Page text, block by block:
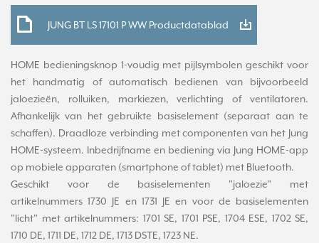
JUNG BT LS 17101 P WW Productdatablad
HOME bedieningsknop 1-voudig met pijlsymbolen geschikt voor
het handmatig of automatisch bedienen van bijvoorbeeld
jaloezieën, rolluiken, markiezen, verlichting of ventilatoren.
Afhankelijk van het gebruikte basiselement (separaat aan te
schaffen). Draadloze verbinding met componenten van het Jung
HOME-systeem. Inbedrijfname en bediening via Jung HOME-app
op mobiele apparaten (smartphone of tablet) met Bluetooth.
Geschikt voor de basiselementen "jaloezie" met
artikelnummers 1730 JE en 1731 JE en voor de basiselementen
"licht" met artikelnummers: 1701 SE, 1701 PSE, 1704 ESE, 1702 SE,
1710 DE, 1711 DE, 1712 DE, 1713 DSTE, 1723 NE.